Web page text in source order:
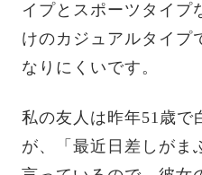
イプとスポーツタイプ
けのカジュアルタイプ
なりにくいです。
私の友人は昨年51歳で
が、「最近日差しがま